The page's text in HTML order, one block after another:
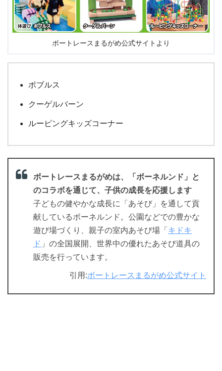
ボートレースまるがめ公式サイトより
ボブルス
クーゲルバーン
ルーピングキッズコーナー
ボートレースまるがめは、「ボーネルンド」と
のコラボを通じて、子供の成長を応援します
子どもの健やかな成長に「あそび」を通して貢
献しているボーネルンド。公園などでの豊かな
遊び場づくり、親子の室内あそび場「 キドキ
ド 」の全国展開、世界中の優れたあそび道具の
販売を行っています。
引用:ボートレースまるがめ公式サイト